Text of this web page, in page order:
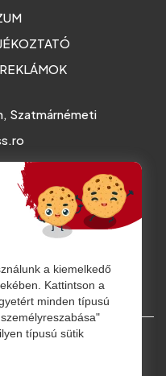
Szatmárnémeti
2026
a kiemelkedő
Kattintson a
minden típusú
típusú sütik